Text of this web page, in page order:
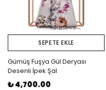
SEPETE EKLE
Gümüş Fuşya Gül Deryası
Desenli İpek Şal
₺ 4,700.00